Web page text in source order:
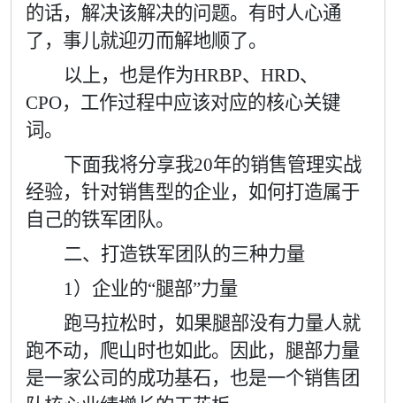
的话，解决该解决的问题。有时人心通
了，事儿就迎刃而解地顺了。
以上，也是作为HRBP、 HRD、
CPO，工作过程中应该对应的核心关键
词。
下面我将分享我20年的销售管理实战
经验，针对销售型的企业，如何打造属于
自己的铁军团队。
二、打造铁军团队的三种力量
1）企业的“腿部”力量
跑马拉松时，如果腿部没有力量人就
跑不动，爬山时也如此。因此，腿部力量
是一家公司的成功基石，也是一个销售团